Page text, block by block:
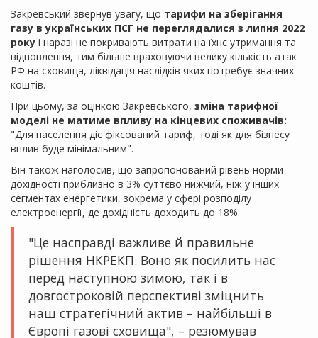
Закревський звернув увагу, що тарифи на зберігання
газу в українських ПСГ не переглядалися з липня 2022
року і наразі не покривають витрати на їхнє утримання та
відновлення, тим більше враховуючи велику кількість атак
РФ на сховища, ліквідація наслідків яких потребує значних
коштів.
При цьому, за оцінкою Закревського, зміна тарифної
моделі не матиме впливу на кінцевих споживачів:
"Для населення діє фіксований тариф, тоді як для бізнесу
вплив буде мінімальним".
Він також наголосив, що запропонований рівень норми
дохідності приблизно в 3% суттєво нижчий, ніж у інших
сегментах енергетики, зокрема у сфері розподілу
електроенергії, де дохідність доходить до 18%.
"Це насправді важливе й правильне
рішення НКРЕКП. Воно як посилить нас
перед наступною зимою, так і в
довгостроковій перспективі зміцнить
наш стратегічний актив – найбільші в
Європі газові сховища", – резюмував